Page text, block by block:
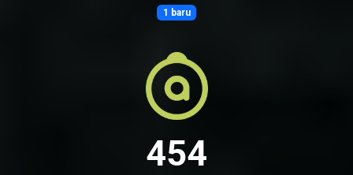
1 baru
454